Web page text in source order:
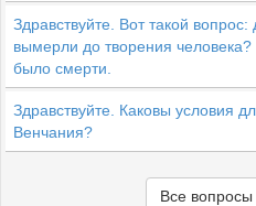
Здравствуйте. Вот такой
вымерли до творения
было смерти.
Здравствуйте. Каковы условия
Венчания?
Все вопросы